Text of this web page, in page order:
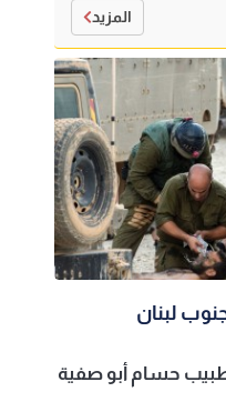
المزيد
لبنان
حسام أبو صفية